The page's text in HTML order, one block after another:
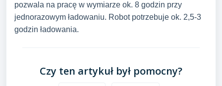
pozwala na pracę w wymiarze ok. 8 godzin przy
jednorazowym ładowaniu. Robot potrzebuje ok. 2,5-3
godzin ładowania.
Czy ten artykuł był pomocny?